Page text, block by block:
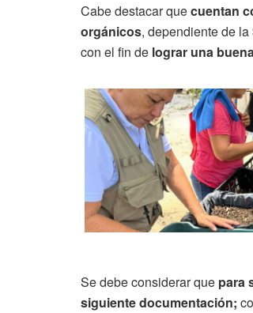
Cabe destacar quecuentan
orgánicos, dependiente de la
con el fin de lograr una
Se debe considerar que para
siguiente documentación;